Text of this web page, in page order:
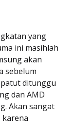
yang
ini masihlah
akan
sebelum
ditunggu
dan AMD
Akan sangat
karena